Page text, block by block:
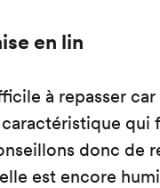
en lin
à repasser
caractéristique qui
donc de
est encore